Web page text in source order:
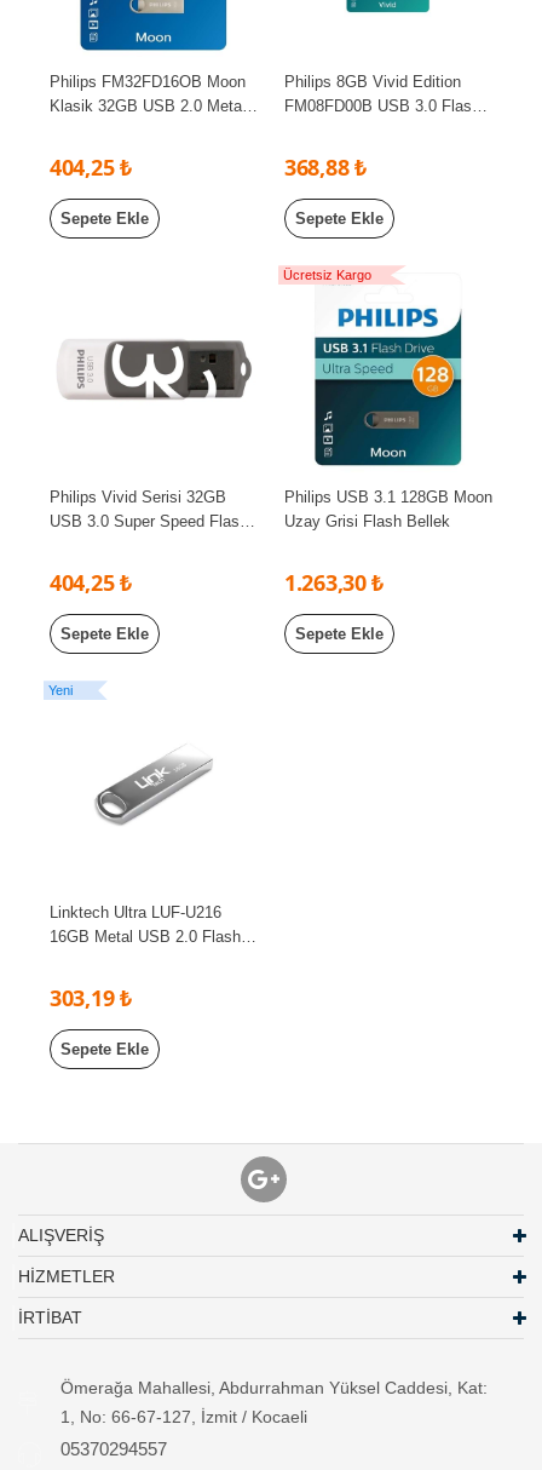
Philips FM32FD16OB Moon
Klasik 32GB USB 2.0 Metal
404,25 ₺
Sepete Ekle
Philips 8GB Vivid Edition
FM08FD00B USB 3.0 Flash
368,88 ₺
Sepete Ekle
Philips Vivid Serisi 32GB
USB 3.0 Super Speed Flash
404,25 ₺
Sepete Ekle
Ücretsiz Kargo
Philips USB 3.1 128GB Moon
Uzay Grisi Flash Bellek
1.263,30 ₺
Sepete Ekle
Yeni
Linktech Ultra LUF-U216
16GB Metal USB 2.0 Flash
303,19 ₺
Sepete Ekle
ALIŞVERİŞ
HİZMETLER
İRTİBAT
Ömerağa Mahallesi, Abdurrahman Yüksel Caddesi, Kat:
1, No: 66-67-127, İzmit / Kocaeli
05370294557